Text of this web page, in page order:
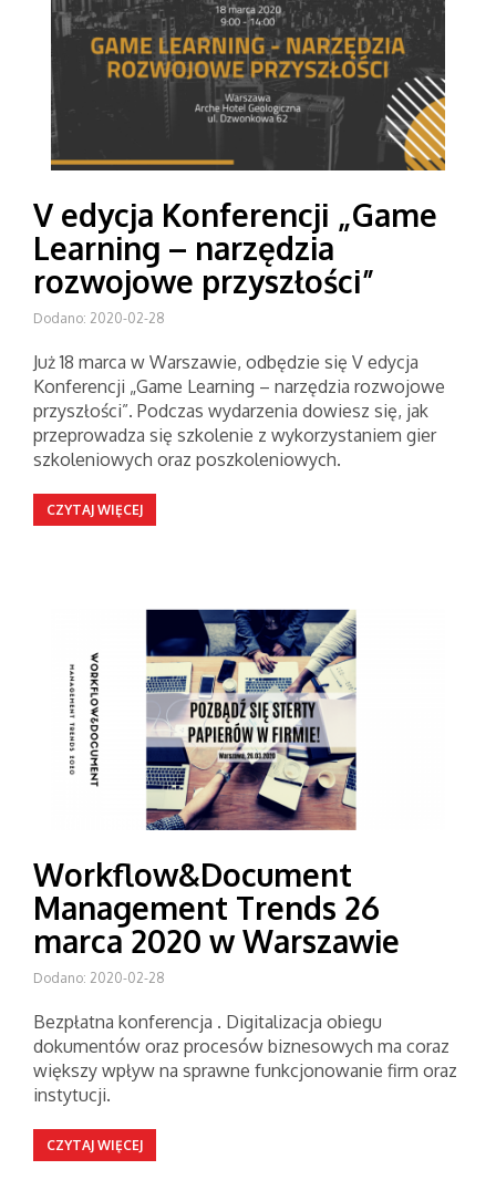
V edycja Konferencji „Game
Learning – narzędzia
rozwojowe przyszłości”
Dodano: 2020-02-28
Już 18 marca w Warszawie, odbędzie się V edycja
Konferencji „Game Learning – narzędzia rozwojowe
przyszłości”. Podczas wydarzenia dowiesz się, jak
przeprowadza się szkolenie z wykorzystaniem gier
szkoleniowych oraz poszkoleniowych.
CZYTAJ WIĘCEJ
Workflow&Document
Management Trends 26
marca 2020 w Warszawie
Dodano: 2020-02-28
Bezpłatna konferencja . Digitalizacja obiegu
dokumentów oraz procesów biznesowych ma coraz
większy wpływ na sprawne funkcjonowanie firm oraz
instytucji.
CZYTAJ WIĘCEJ